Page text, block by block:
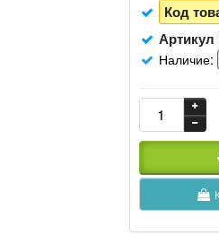
Код
Артикул
Наличие: